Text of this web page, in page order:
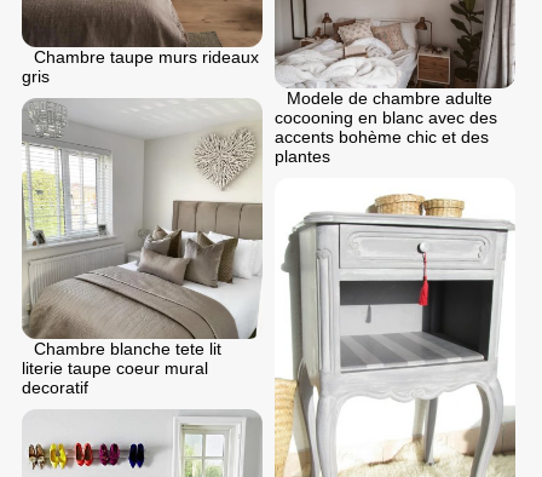
Chambre taupe murs rideaux
gris
Modele de chambre adulte
cocooning en blanc avec des
accents bohème chic et des
plantes
Chambre blanche tete lit
literie taupe coeur mural
decoratif